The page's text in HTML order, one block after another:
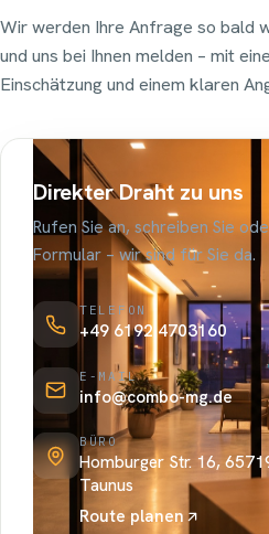
Wir werden Ihre Anfrage so bald
und uns bei Ihnen melden – mit
Einschätzung und einem klaren
Direkter Draht zu uns
Rufen Sie an, schreiben Sie
Formular – wir sind für Sie da.
TELEFON
+49 6192 4703160
E-MAIL
info@combo-mg.de
BÜRO
Homburger Str. 16,
Taunus
Route planen